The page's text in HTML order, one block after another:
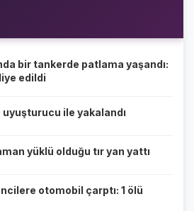
bir tankerde patlama yaşandı:
edildi
ile yakalandı
yüklü olduğu tır yan yattı
otomobil çarptı: 1 ölü